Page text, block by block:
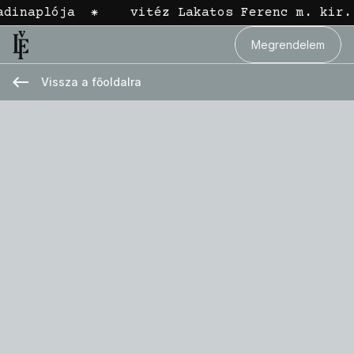
vitéz Lakatos Ferenc m. kir.
Vissza a főoldalra
Megrendelem